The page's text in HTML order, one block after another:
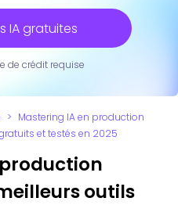
IA gratuites
de crédit requise
> Mastering IA en production
et testés en 2025
outils